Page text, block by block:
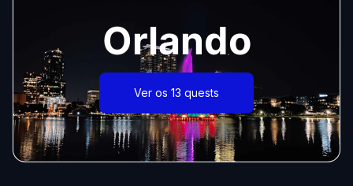
Orlando
Ver os 13 quests